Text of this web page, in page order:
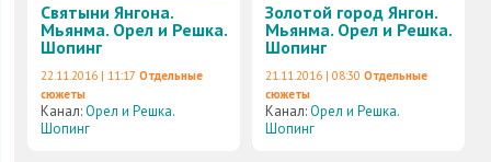
Святыни Янгона.
Мьянма. Орел и Решка.
Шопинг
22.11.2016 | 11:17 Отдельные
сюжеты
Канал:Орел и Решка.
Шопинг
Золотой город Янгон.
Мьянма. Орел и Решка.
Шопинг
21.11.2016 | 08:30 Отдельные
сюжеты
Канал:Орел и Решка.
Шопинг